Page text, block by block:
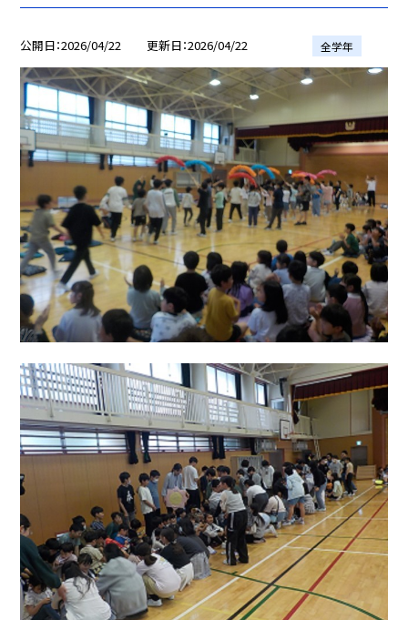
公開日 2026/04/22 更新日 2026/04/22 全学年